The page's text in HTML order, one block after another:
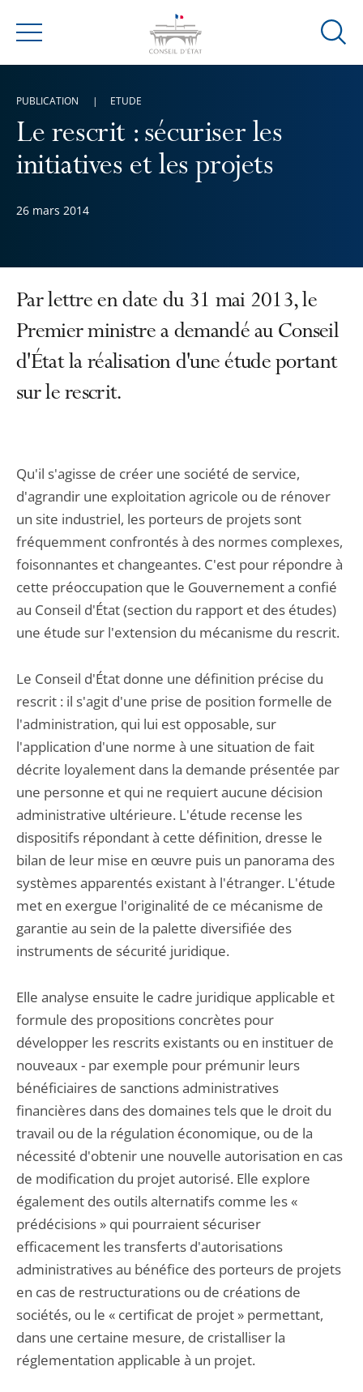
Menu
Ouvrir
Le rescrit : sécuriser les
initiatives et les projets
26 mars 2014
PUBLICATION ETUDE
Par lettre en date du 31 mai 2013, le
Premier ministre a demandé au Conseil
d'État la réalisation d'une étude portant
sur le rescrit.
Qu'il s'agisse de créer une société de service,
d'agrandir une exploitation agricole ou de rénover
un site industriel, les porteurs de projets sont
fréquemment confrontés à des normes complexes,
foisonnantes et changeantes. C'est pour répondre à
cette préoccupation que le Gouvernement a confié
au Conseil d'État (section du rapport et des études)
une étude sur l'extension du mécanisme du rescrit.
Le Conseil d'État donne une définition précise du
rescrit : il s'agit d'une prise de position formelle de
l'administration, qui lui est opposable, sur
l'application d'une norme à une situation de fait
décrite loyalement dans la demande présentée par
une personne et qui ne requiert aucune décision
administrative ultérieure. L'étude recense les
dispositifs répondant à cette définition, dresse le
bilan de leur mise en œuvre puis un panorama des
systèmes apparentés existant à l'étranger. L'étude
met en exergue l'originalité de ce mécanisme de
garantie au sein de la palette diversifiée des
instruments de sécurité juridique.
Elle analyse ensuite le cadre juridique applicable et
formule des propositions concrètes pour
développer les rescrits existants ou en instituer de
nouveaux - par exemple pour prémunir leurs
bénéficiaires de sanctions administratives
financières dans des domaines tels que le droit du
travail ou de la régulation économique, ou de la
nécessité d'obtenir une nouvelle autorisation en cas
de modification du projet autorisé. Elle explore
également des outils alternatifs comme les «
prédécisions » qui pourraient sécuriser
efficacement les transferts d'autorisations
administratives au bénéfice des porteurs de projets
en cas de restructurations ou de créations de
sociétés, ou le « certificat de projet » permettant,
dans une certaine mesure, de cristalliser la
réglementation applicable à un projet.